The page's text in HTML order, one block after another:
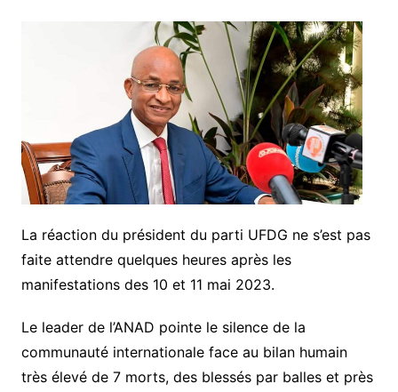
La réaction du président du parti UFDG ne s’est pas
faite attendre quelques heures après les
manifestations des 10 et 11 mai 2023.
Le leader de l’ANAD pointe le silence de la
communauté internationale face au bilan humain
très élevé de 7 morts, des blessés par balles et près